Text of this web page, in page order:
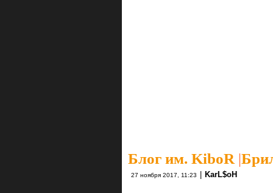
Блог им. KiboR |
27 ноября 2017, 11:23 | KarL$oH